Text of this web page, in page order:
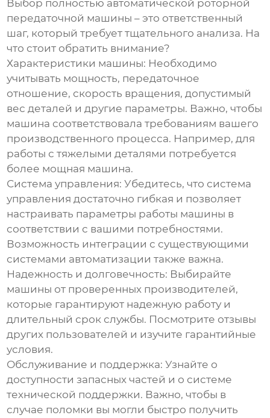
Выбор полностью автоматической роторной
передаточной машины – это ответственный
шаг, который требует тщательного анализа. На
что стоит обратить внимание?
Характеристики машины: Необходимо
учитывать мощность, передаточное
отношение, скорость вращения, допустимый
вес деталей и другие параметры. Важно, чтобы
машина соответствовала требованиям вашего
производственного процесса. Например, для
работы с тяжелыми деталями потребуется
более мощная машина.
Система управления: Убедитесь, что система
управления достаточно гибкая и позволяет
настраивать параметры работы машины в
соответствии с вашими потребностями.
Возможность интеграции с существующими
системами автоматизации также важна.
Надежность и долговечность: Выбирайте
машины от проверенных производителей,
которые гарантируют надежную работу и
длительный срок службы. Посмотрите отзывы
других пользователей и изучите гарантийные
условия.
Обслуживание и поддержка: Узнайте о
доступности запасных частей и о системе
технической поддержки. Важно, чтобы в
случае поломки вы могли быстро получить